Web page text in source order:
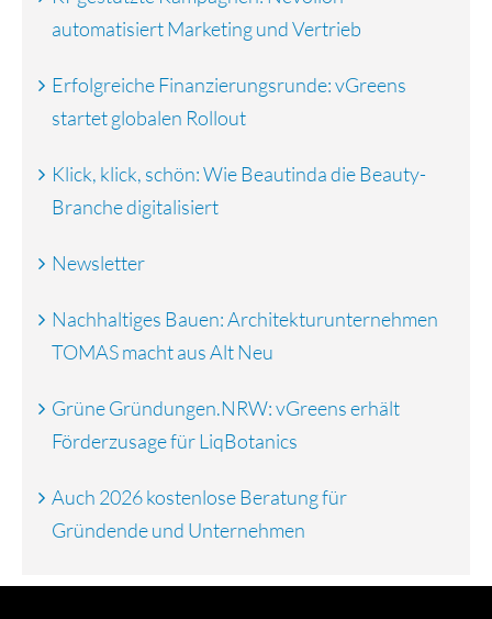
automatisiert Marketing und Vertrieb
Erfolgreiche Finanzierungsrunde: vGreens
startet globalen Rollout
Klick, klick, schön: Wie Beautinda die Beauty-
Branche digitalisiert
Newsletter
Nachhaltiges Bauen: Architekturunternehmen
TOMAS macht aus Alt Neu
Grüne Gründungen.NRW: vGreens erhält
Förderzusage für LiqBotanics
Auch 2026 kostenlose Beratung für
Gründende und Unternehmen